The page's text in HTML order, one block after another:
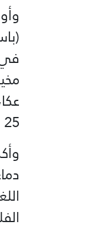
25 شباط 1997، ومن أبناء مدينة طبريا.